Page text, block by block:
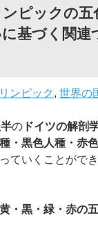
ピックの五
基づく関連
ンピック , 世界の
の ドイツの解剖
・黒色人種・赤
ていくことがで
・黒・緑・赤の